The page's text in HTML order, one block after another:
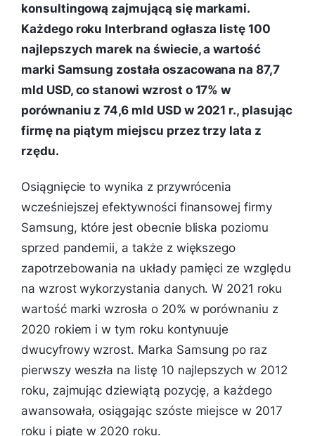
konsultingową zajmującą się markami.
Każdego roku Interbrand ogłasza listę 100
najlepszych marek na świecie, a wartość
marki Samsung została oszacowana na 87,7
mld USD, co stanowi wzrost o 17% w
porównaniu z 74,6 mld USD w 2021 r., plasując
firmę na piątym miejscu przez trzy lata z
rzędu.
Osiągnięcie to wynika z przywrócenia
wcześniejszej efektywności finansowej firmy
Samsung, które jest obecnie bliska poziomu
sprzed pandemii, a także z większego
zapotrzebowania na układy pamięci ze względu
na wzrost wykorzystania danych. W 2021 roku
wartość marki wzrosła o 20% w porównaniu z
2020 rokiem i w tym roku kontynuuje
dwucyfrowy wzrost. Marka Samsung po raz
pierwszy weszła na listę 10 najlepszych w 2012
roku, zajmując dziewiątą pozycję, a każdego
awansowała, osiągając szóste miejsce w 2017
roku i piąte w 2020 roku.